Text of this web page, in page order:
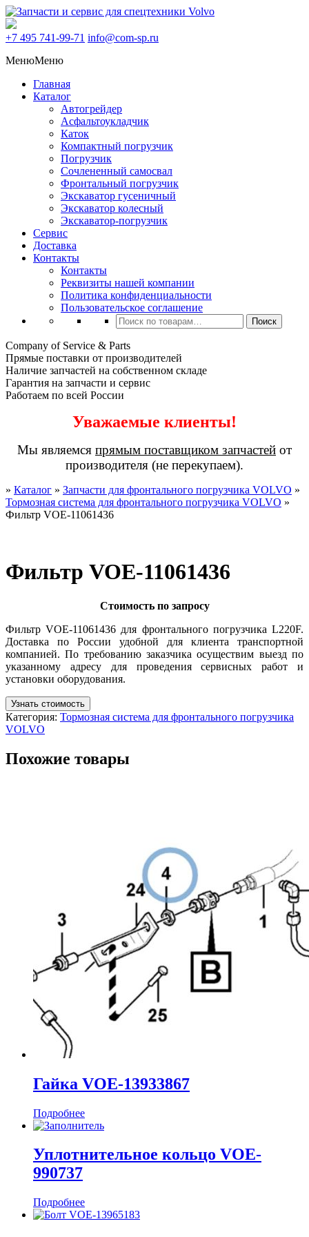
+7 495 741-99-71 info@com-sp.ru
МенюМеню
Главная
Каталог
Автогрейдер
Асфальтоукладчик
Каток
Компактный погрузчик
Погрузчик
Сочлененный самосвал
Фронтальный погрузчик
Экскаватор гусеничный
Экскаватор колесный
Экскаватор-погрузчик
Сервис
Доставка
Контакты
Контакты
Реквизиты нашей компании
Политика конфиденциальности
Пользовательское соглашение
Искать:
Поиск
Company of Service & Parts
Прямые поставки от производителей
Наличие запчастей на собственном складе
Гарантия на запчасти и сервис
Работаем по всей России
Уважаемые клиенты!
Мы являемся прямым поставщиком запчастей от
производителя (не перекупаем).
» Каталог » Запчасти для фронтального погрузчика VOLVO »
Тормозная система для фронтального погрузчика VOLVO »
Фильтр VOE-11061436
Фильтр VOE-11061436
Стоимость по запросу
Фильтр VOE-11061436 для фронтального погрузчика L220F.
Доставка по России удобной для клиента транспортной
компанией. По требованию заказчика осуществим выезд по
указанному адресу для проведения сервисных работ и
установки оборудования.
Узнать стоимость
Категория: Тормозная система для фронтального погрузчика
VOLVO
Похожие товары
Гайка VOE-13933867
Подробнее
Уплотнительное кольцо VOE-
990737
Подробнее